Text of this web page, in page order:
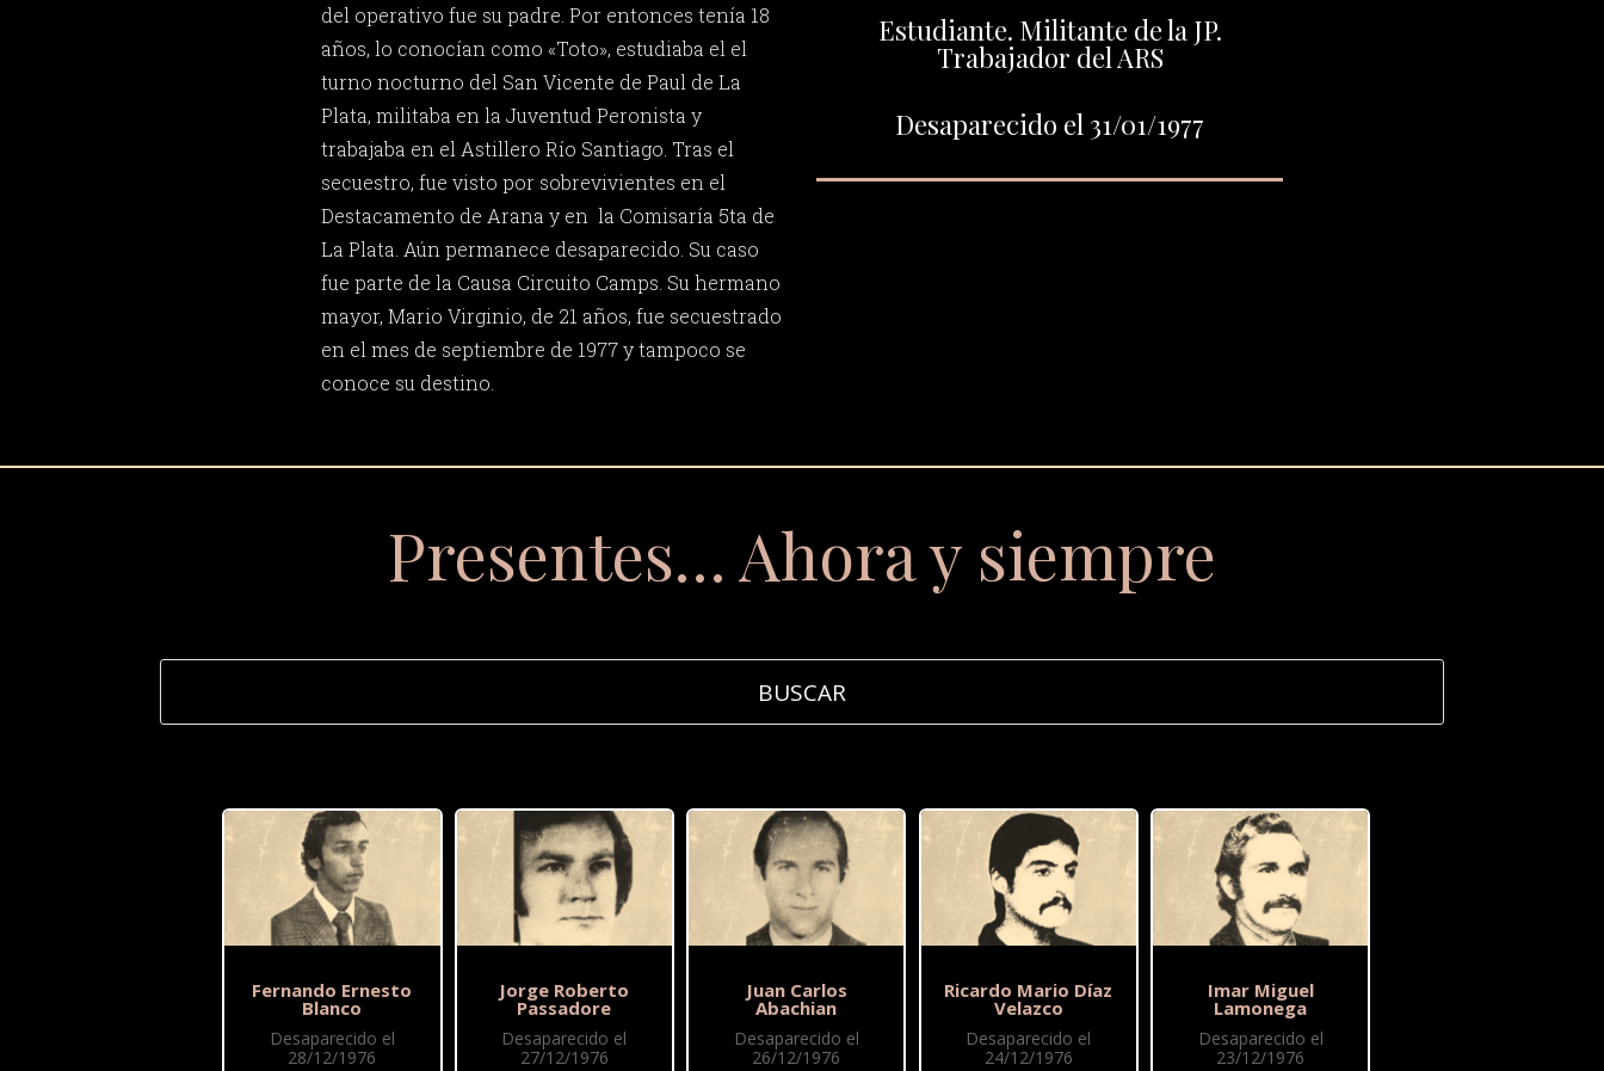
del operativo fue su padre. Por entonces tenía 18
años, lo conocían como «Toto», estudiaba el el
turno nocturno del San Vicente de Paul de La
Plata, militaba en la Juventud Peronista y
trabajaba en el Astillero Río Santiago. Tras el
secuestro, fue visto por sobrevivientes en el
Destacamento de Arana y en la Comisaría 5ta de
La Plata. Aún permanece desaparecido. Su caso
fue parte de la Causa Circuito Camps. Su hermano
mayor, Mario Virginio, de 21 años, fue secuestrado
en el mes de septiembre de 1977 y tampoco se
conoce su destino.
Estudiante. Militante de la JP.
Trabajador del ARS
Desaparecido el 31/01/1977
Presentes… Ahora y siempre
Fernando Ernesto
Blanco
Desaparecido el
28/12/1976
Jorge Roberto
Passadore
Desaparecido el
27/12/1976
Juan Carlos
Abachian
Desaparecido el
26/12/1976
Ricardo Mario Díaz
Velazco
Desaparecido el
24/12/1976
Imar Miguel
Lamonega
Desaparecido el
23/12/1976